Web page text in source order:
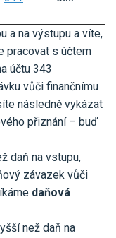
a na výstupu a víte,
pracovat s účtem
účtu 343
vůči finančnímu
následně vykázat
přiznání – buď
daň na vstupu,
závazek vůči
daňová
než daň na